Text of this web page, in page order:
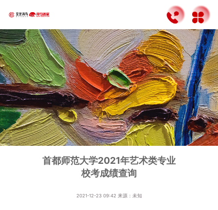
首都师范大学2021年艺术类专业
校考成绩查询
2021-12-23 09:42 来源：未知